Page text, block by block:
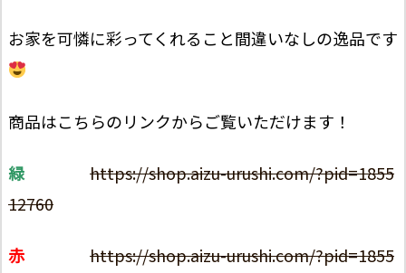
お家を可憐に彩ってくれること間違いなしの逸品です
商品はこちらのリンクからご覧いただけます！
緑
https://shop.aizu-urushi.com/?pid=1855
12760
赤
https://shop.aizu-urushi.com/?pid=1855